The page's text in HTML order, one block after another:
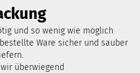
und so wenig wie möglich
Ware sicher und sauber
überwiegend